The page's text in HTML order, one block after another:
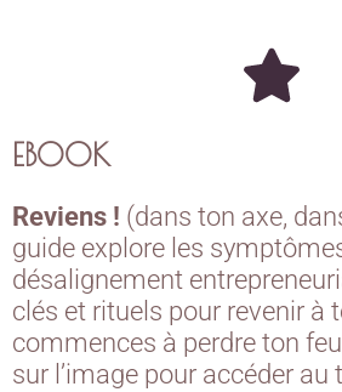
EBOOK
Reviens ! (dans ton axe,
guide explore les
désalignement
clés et rituels pour revenir à
commences à perdre ton
sur l’image pour accéder